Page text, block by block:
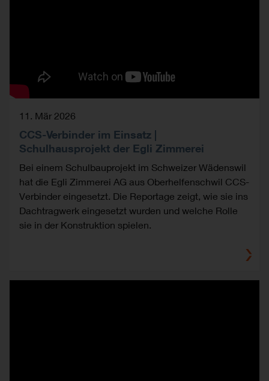
11. Mär 2026
CCS-Verbinder im Einsatz |
Schulhausprojekt der Egli Zimmerei
Bei einem Schulbauprojekt im Schweizer Wädenswil
hat die Egli Zimmerei AG aus Oberhelfenschwil CCS-
Verbinder eingesetzt. Die Reportage zeigt, wie sie ins
Dachtragwerk eingesetzt wurden und welche Rolle
sie in der Konstruktion spielen.